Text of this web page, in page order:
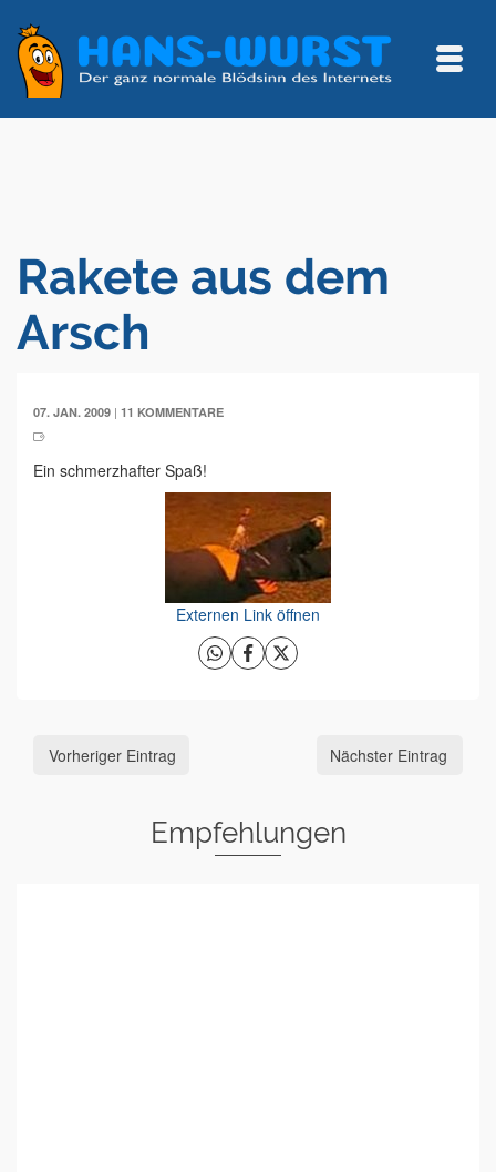
Rakete aus dem
Arsch
07. JAN. 2009 | 11 KOMMENTARE
Ein schmerzhafter Spaß!
Externen Link öffnen
Vorheriger Eintrag Nächster Eintrag
Empfehlungen